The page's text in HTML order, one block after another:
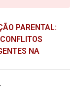
PARENTAL:
NA